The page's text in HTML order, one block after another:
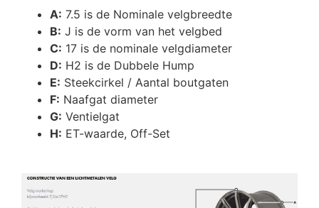
A: 7.5 is de Nominale velgbreedte
B: J is de vorm van het velgbed
C: 17 is de nominale velgdiameter
D: H2 is de Dubbele Hump
E: Steekcirkel / Aantal boutgaten
F: Naafgat diameter
G: Ventielgat
H: ET-waarde, Off-Set